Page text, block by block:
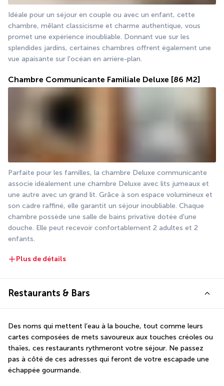
Idéale pour un séjour en couple ou avec un enfant, cette
chambre, mêlant classicisme et charme authentique, vous
promet une expérience inoubliable. Donnant vue sur les
splendides jardins, certaines chambres offrent également une
vue apaisante sur l'océan en arrière-plan.
Chambre Communicante Familiale Deluxe [86 M2]
Parfaite pour les familles, la chambre Deluxe communicante
associe idéalement une chambre Deluxe avec lits jumeaux et
une autre avec un grand lit. Grâce à son espace volumineux et
son cadre raffiné, elle garantit un séjour inoubliable. Chaque
chambre possède une salle de bains privative dotée d'une
douche. Elle peut recevoir confortablement 2 adultes et 2
enfants.
Plus de détails
Restaurants & Bars
Des noms qui mettent l’eau à la bouche, tout comme leurs
cartes composées de mets savoureux aux touches créoles ou
thaïes, ces restaurants rythmeront votre séjour. Ne passez
pas à côté de ces adresses qui feront de votre escapade une
échappée gourmande.